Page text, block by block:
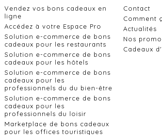
Vendez vos bons cadeaux en
ligne
Accédez à votre Espace Pro
Solution e-commerce de bons
cadeaux pour les restaurants
Solution e-commerce de bons
cadeaux pour les hôtels
Solution e-commerce de bons
cadeaux pour les
professionnels du du bien-être
Solution e-commerce de bons
cadeaux pour les
professionnels du loisir
Marketplace de bons cadeaux
pour les offices touristiques
Contact
Comment
Actualités
Nos
Cadeaux